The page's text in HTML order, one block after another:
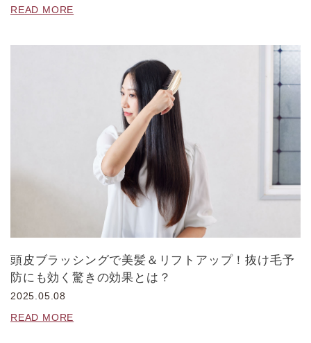
READ MORE
頭皮ブラッシングで美髪＆リフトアップ！抜け毛予
防にも効く驚きの効果とは？
2025.05.08
READ MORE